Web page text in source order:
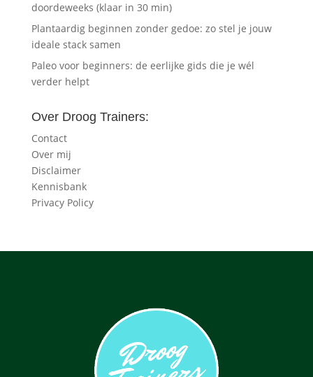
doordeweeks (klaar in 30 min)
Plantaardig beginnen zonder gedoe: zo stel je jouw
ideale stack samen
Paleo voor beginners: de eerlijke gids die je wél
verder helpt
Over Droog Trainers:
Contact
Over mij
Disclaimer
Kennisbank
Privacy Policy